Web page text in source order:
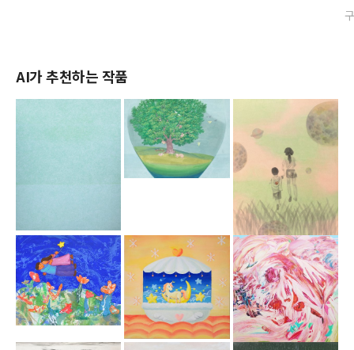
AI가 추천하는 작품